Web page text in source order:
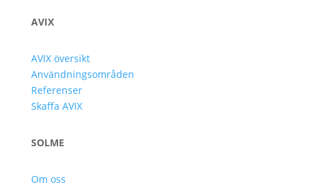
AVIX
AVIX översikt
Användningsområden
Referenser
Skaffa AVIX
SOLME
Om oss